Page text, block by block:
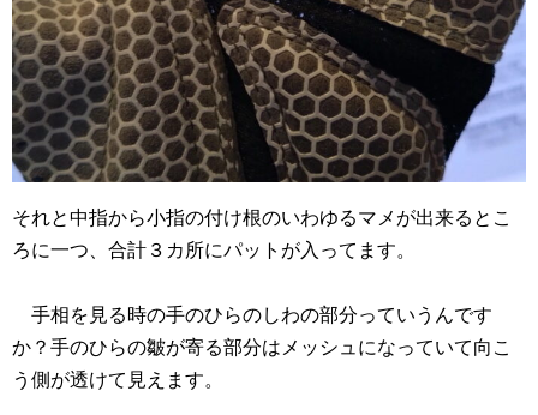
それと中指から小指の付け根のいわゆるマメが出来るとこ
ろに一つ、合計３カ所にパットが入ってます。
手相を見る時の手のひらのしわの部分っていうんです
か？手のひらの皺が寄る部分はメッシュになっていて向こ
う側が透けて見えます。